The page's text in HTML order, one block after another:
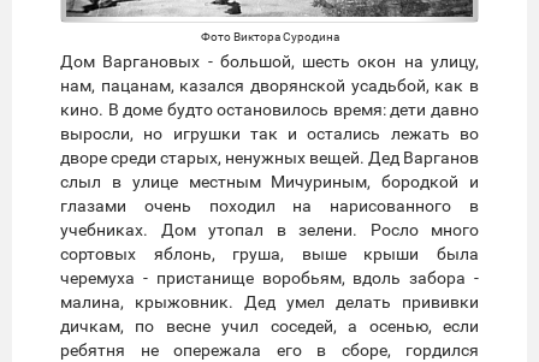
Фото Виктора Суродина
Дом Варгановых - большой, шесть окон на улицу,
нам, пацанам, казался дворянской усадьбой, как в
кино. В доме будто остановилось время: дети давно
выросли, но игрушки так и остались лежать во
дворе среди старых, ненужных вещей. Дед Варганов
слыл в улице местным Мичуриным, бородкой и
глазами очень походил на нарисованного в
учебниках. Дом утопал в зелени. Росло много
сортовых яблонь, груша, выше крыши была
черемуха - пристанище воробьям, вдоль забора -
малина, крыжовник. Дед умел делать прививки
дичкам, по весне учил соседей, а осенью, если
ребятня не опережала его в сборе, гордился